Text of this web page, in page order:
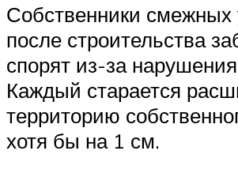
Собственники смежных
после строительства
спорят из-за
Каждый старается
территорию
хотя бы на 1 см.